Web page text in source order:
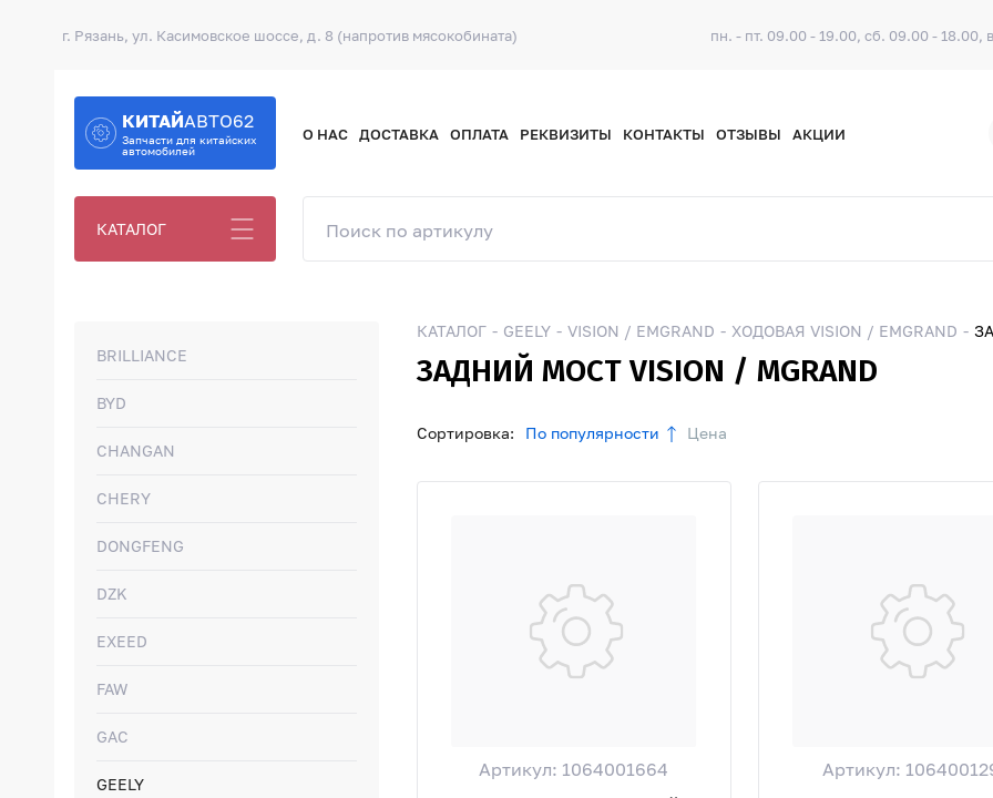
г. Рязань, ул. Касимовское шоссе, д. 8 (напротив мясокобината) пн. - пт. 09.00 - 19.00, сб. 09.00 - 18.00,
КИТАЙАВТО62
Запчасти для китайских
автомобилей
О НАС ДОСТАВКА ОПЛАТА РЕКВИЗИТЫ КОНТАКТЫ ОТЗЫВЫ АКЦИИ
КАТАЛОГ
BRILLIANCE
BYD
CHANGAN
CHERY
DONGFENG
DZK
EXEED
FAW
GAC
GEELY
КАТАЛОГ GEELY VISION / EMGRAND ХОДОВАЯ VISION / EMGRAND
ЗАДНИЙ МОСТ VISION / MGRAND
Сортировка: По популярности Цена
Артикул: 1064001664 Артикул: